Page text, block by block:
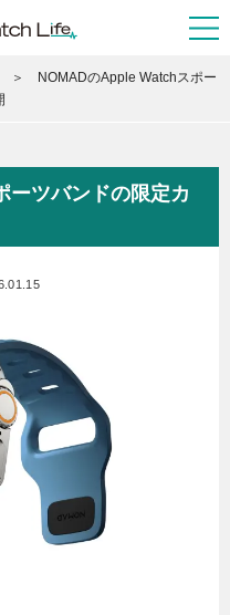
NOMADのApple Watchスポー
ツバンドの限定カ